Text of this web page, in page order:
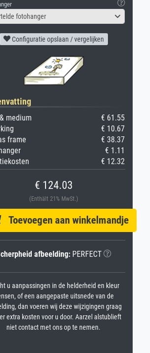
fotohanger
Configuratie opslaan / vergelijken
medium
€ 61.55
€ 10.67
frame
€ 38.37
€ 1.11
€ 12.32
€ 124.03
(Enthält 21% MwSt.)
Toevoegen aan winkelmandje
afbeelding:PERFECT
u aanpassingen in de helderheid en kleur
of een aangepaste uitsnede van de
dan voeren wij deze wijzigingen graag
extra kosten voor u door. Aarzel alstublieft
niet contact met ons op te nemen.